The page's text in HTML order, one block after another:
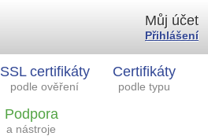
SSL certifikáty
podle ověření
Certifikáty
podle typu
Podpora
a nástroje
Můj účet
Přihlášení